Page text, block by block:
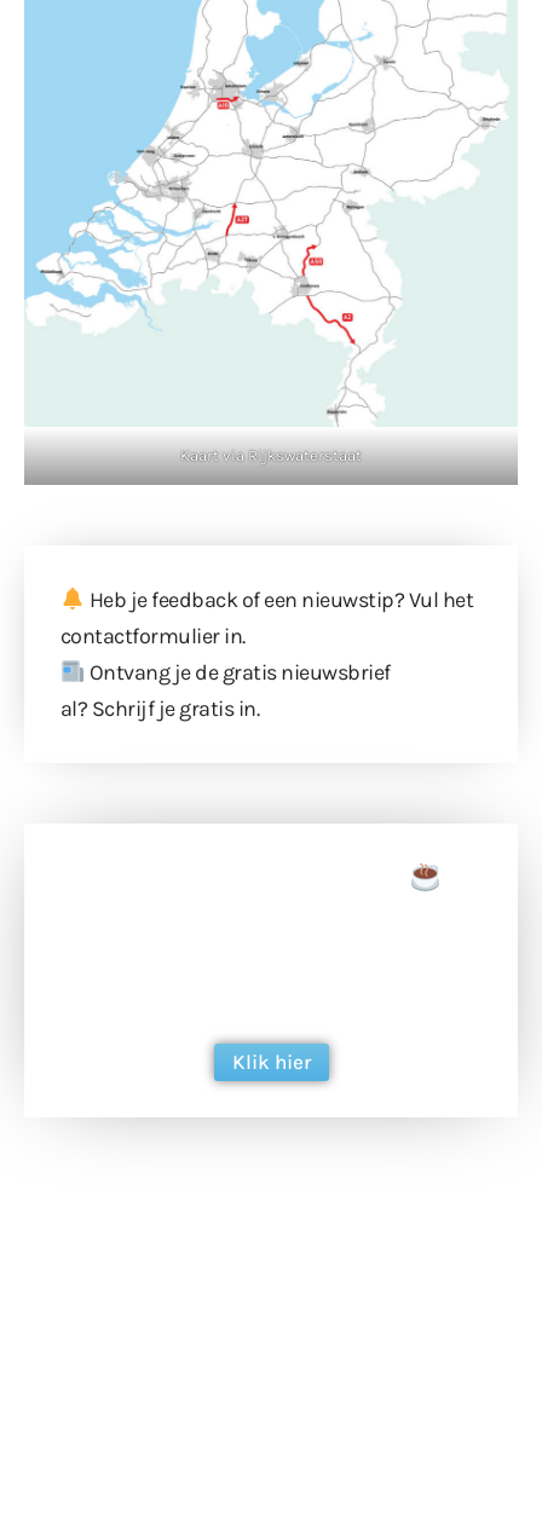
Kaart via Rijkswaterstaat
Heb je feedback of een nieuwstip? Vul het
contactformulierin.
Ontvang je de gratis nieuwsbrief
al? Schrijf je gratis in.
Klik hier